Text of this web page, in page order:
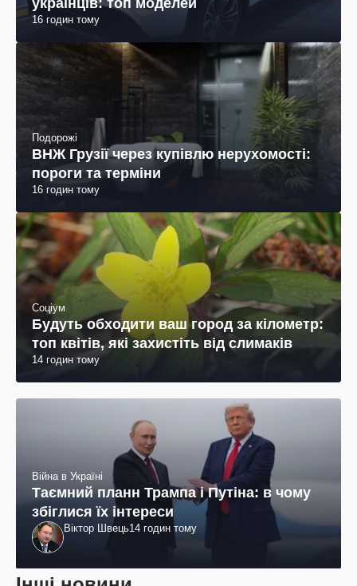
16 годин тому
Подорожі
ВНЖ Грузії через купівлю нерухомості:
пороги та терміни
16 годин тому
Соціум
Будуть обходити ваш город за кілометр:
топ квітів, які захистіть від слимаків
14 годин тому
Війна в Україні
Таємний планн Трампа і Путіна: в чому
збіглися їх інтереси
Віктор Швець14 годин тому